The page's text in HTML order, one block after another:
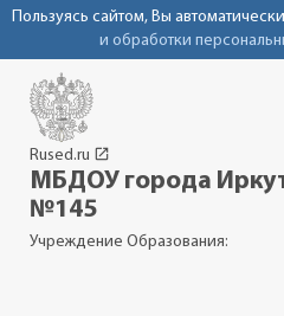
Пользуясь сайтом, Вы
и обработки
Rused.ru launch
МБДОУ города
№145
Учреждение Образования: